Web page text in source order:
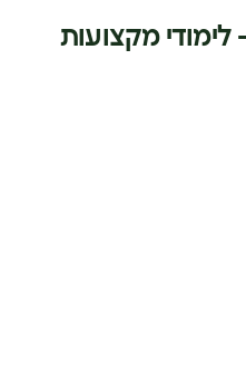
מקצועות